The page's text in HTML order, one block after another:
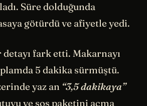
Süre dolduğunda
götürdü ve afiyetle yedi.
fark etti. Makarnayı
5 dakika sürmüştü.
yaz an “3,5 dakikaya”
ve sos paketini açma